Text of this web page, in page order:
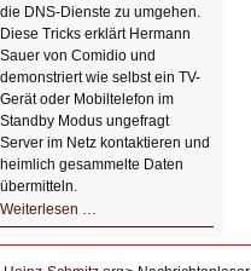
die DNS-Dienste zu umgehen.
Diese Tricks erklärt Hermann
Sauer von Comidio und
demonstriert wie selbst ein TV-
Gerät oder Mobiltelefon im
Standby Modus ungefragt
Server im Netz kontaktieren und
heimlich gesammelte Daten
übermitteln.
Weiterlesen …
DNS